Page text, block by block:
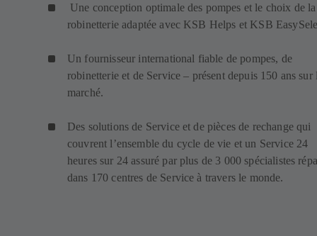
Une conception optimale des pompes et le choix de la
robinetterie adaptée avec KSB Helps et KSB
Un fournisseur international fiable de pompes, de
robinetterie et de Service – présent depuis 150 ans sur
marché.
Des solutions de Service et de pièces de rechange qui
couvrent l’ensemble du cycle de vie et un Service 24
heures sur 24 assuré par plus de 3 000 spécialistes
dans 170 centres de Service à travers le monde.